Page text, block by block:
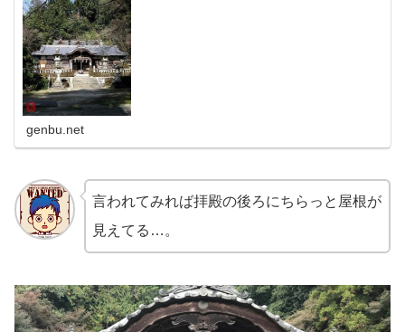
genbu.net
言われてみれば拝殿の後ろにちらっと屋根が
見えてる…。